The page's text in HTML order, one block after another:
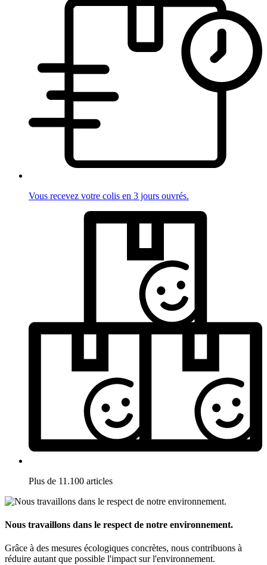
Vous recevez votre colis en 3 jours ouvrés.
Plus de 11.100 articles
Nous travaillons dans le respect de notre environnement.
Grâce à des mesures écologiques concrètes, nous contribuons à
réduire autant que possible l'impact sur l'environnement.